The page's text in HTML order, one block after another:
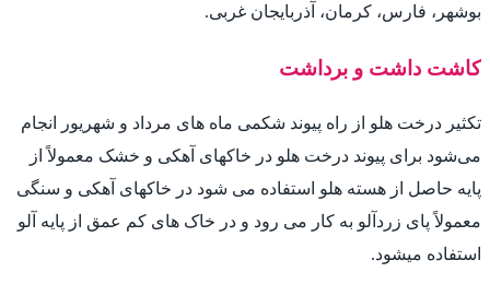
بوشهر، فارس، کرمان، آذربایجان غربی.
کاشت داشت و برداشت
تکثیر درخت هلو از راه پیوند شکمی ماه های مرداد و شهریور انجام
می‌شود برای پیوند درخت هلو در خاکهای آهکی و خشک معمولاً از
پایه حاصل از هسته هلو استفاده می شود در خاکهای آهکی و سنگی
معمولاً پای زردآلو به کار می رود و در خاک های کم عمق از پایه آلو
استفاده میشود.